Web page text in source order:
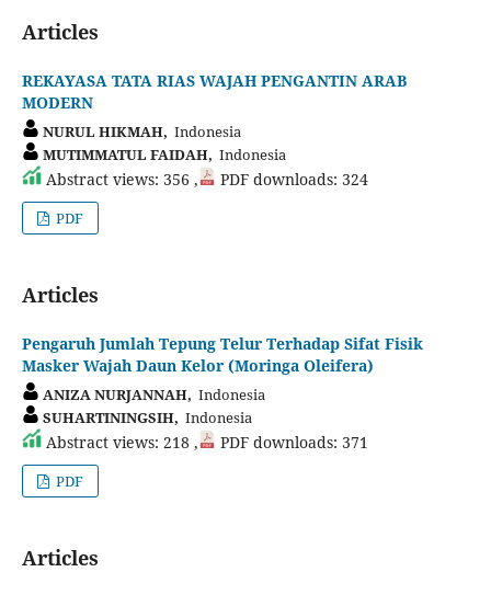
Articles
REKAYASA TATA RIAS WAJAH PENGANTIN ARAB
MODERN
NURUL HIKMAH, Indonesia
MUTIMMATUL FAIDAH, Indonesia
Abstract views: 356 , PDF downloads: 324
PDF
Articles
Pengaruh Jumlah Tepung Telur Terhadap Sifat Fisik
Masker Wajah Daun Kelor (Moringa Oleifera)
ANIZA NURJANNAH, Indonesia
SUHARTININGSIH, Indonesia
Abstract views: 218 , PDF downloads: 371
PDF
Articles